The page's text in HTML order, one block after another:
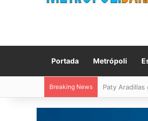
Portada Metrópoli
Breaking News Paty